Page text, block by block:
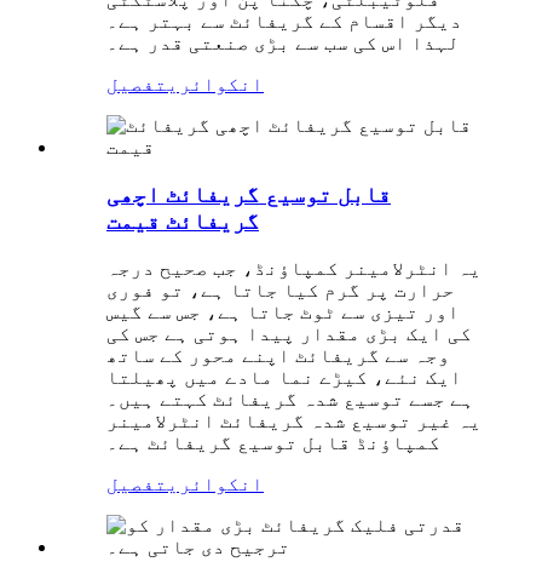
دیگر اقسام کے گریفائٹ سے بہتر ہے۔
لہذا اس کی سب سے بڑی صنعتی قدر ہے۔
انکوائری تفصیل
قابل توسیع گریفائٹ اچھی
گریفائٹ قیمت
یہ انٹرلامینر کمپاؤنڈ، جب صحیح درجہ
حرارت پر گرم کیا جاتا ہے، تو فوری
اور تیزی سے ٹوٹ جاتا ہے، جس سے گیس
کی ایک بڑی مقدار پیدا ہوتی ہے جس کی
وجہ سے گریفائٹ اپنے محور کے ساتھ
ایک نئے، کیڑے نما مادے میں پھیلتا
ہے جسے توسیع شدہ گریفائٹ کہتے ہیں۔
یہ غیر توسیع شدہ گریفائٹ انٹرلامینر
کمپاؤنڈ قابل توسیع گریفائٹ ہے۔
انکوائری تفصیل